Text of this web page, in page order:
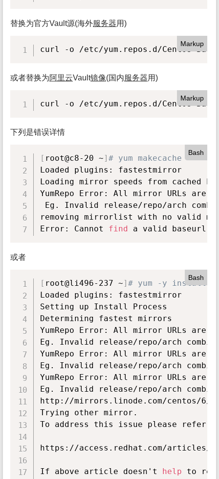
替换为官方Vault源(海外服务器用)
Markup
curl -o /etc/yum.repos.d/CentOS-
或者替换为阿里云Vault镜像(国内服务器用)
Markup
curl -o /etc/yum.repos.d/CentOS-
下列是错误详情
Bash
[ root@c8-20 ~] # yum makecache
Loaded plugins: fastestmirror
Loading mirror speeds from cached
YumRepo Error: All mirror URLs
Eg. Invalid release/repo/arch
removing mirrorlist with no valid
Error: Cannot find a valid baseurl
或者
Bash
[ root@li496-237 ~] # yum -y install
Loaded plugins: fastestmirror
Setting up Install Process
Determining fastest mirrors
YumRepo Error: All mirror URLs
Eg. Invalid release/repo/arch
YumRepo Error: All mirror URLs
Eg. Invalid release/repo/arch
YumRepo Error: All mirror URLs
Eg. Invalid release/repo/arch
http://mirrors.linode.com/centos/6/
Trying other mirror.
To address this issue please refer
https://access.redhat.com/articles/
If above article doesn't help to